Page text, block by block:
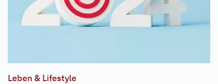
Leben & Lifestyle